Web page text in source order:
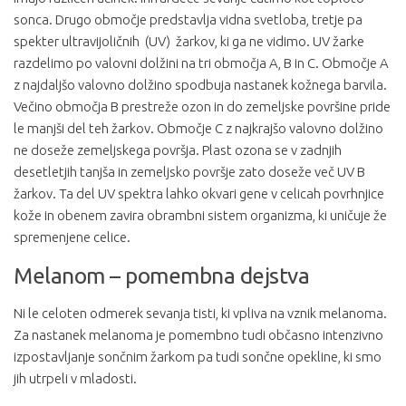
sonca. Drugo območje predstavlja vidna svetloba, tretje pa
spekter ultravijoličnih (UV) žarkov, ki ga ne vidimo. UV žarke
razdelimo po valovni dolžini na tri območja A, B in C. Območje A
z najdaljšo valovno dolžino spodbuja nastanek kožnega barvila.
Večino območja B prestreže ozon in do zemeljske površine pride
le manjši del teh žarkov. Območje C z najkrajšo valovno dolžino
ne doseže zemeljskega površja. Plast ozona se v zadnjih
desetletjih tanjša in zemeljsko površje zato doseže več UV B
žarkov. Ta del UV spektra lahko okvari gene v celicah povrhnjice
kože in obenem zavira obrambni sistem organizma, ki uničuje že
spremenjene celice.
Melanom – pomembna dejstva
Ni le celoten odmerek sevanja tisti, ki vpliva na vznik melanoma.
Za nastanek melanoma je pomembno tudi občasno intenzivno
izpostavljanje sončnim žarkom pa tudi sončne opekline, ki smo
jih utrpeli v mladosti.